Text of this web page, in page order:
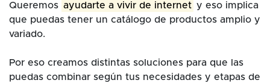
Queremos ayudarte a vivir de internet y eso implica
que puedas tener un catálogo de productos amplio y
variado.
Por eso creamos distintas soluciones para que las
puedas combinar según tus necesidades y etapas de